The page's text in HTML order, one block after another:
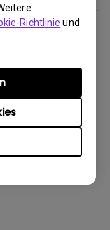
Richtlinie und
EX3501R...
hilfreich?